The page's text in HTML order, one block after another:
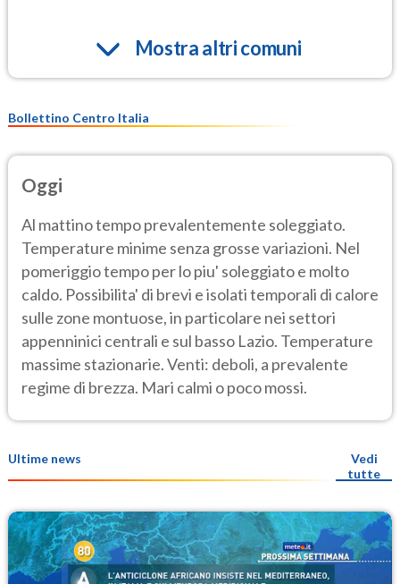
Mostra altri comuni
Bollettino Centro Italia
Oggi
Al mattino tempo prevalentemente soleggiato.
Temperature minime senza grosse variazioni. Nel
pomeriggio tempo per lo piu' soleggiato e molto
caldo. Possibilita' di brevi e isolati temporali di calore
sulle zone montuose, in particolare nei settori
appenninici centrali e sul basso Lazio. Temperature
massime stazionarie. Venti: deboli, a prevalente
regime di brezza. Mari calmi o poco mossi.
Ultime news
Vedi
tutte